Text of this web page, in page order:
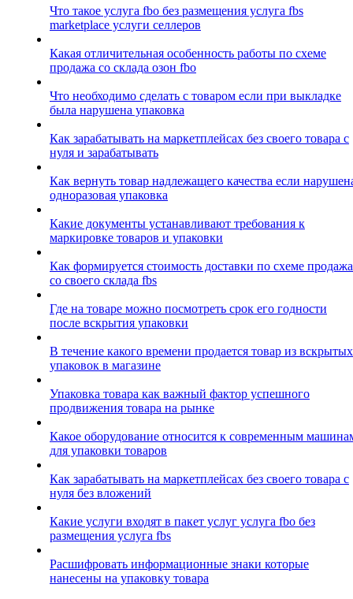
Что такое услуга fbo без размещения услуга fbs
marketplace услуги селлеров
Какая отличительная особенность работы по схеме
продажа со склада озон fbo
Что необходимо сделать с товаром если при выкладке
была нарушена упаковка
Как зарабатывать на маркетплейсах без своего товара с
нуля и зарабатывать
Как вернуть товар надлежащего качества если
одноразовая упаковка
Какие документы устанавливают требования к
маркировке товаров и упаковки
Как формируется стоимость доставки по схеме продажа
со своего склада fbs
Где на товаре можно посмотреть срок его годности
после вскрытия упаковки
В течение какого времени продается товар из вскрытых
упаковок в магазине
Упаковка товара как важный фактор успешного
продвижения товара на рынке
Какое оборудование относится к современным
для упаковки товаров
Как зарабатывать на маркетплейсах без своего товара с
нуля без вложений
Какие услуги входят в пакет услуг услуга fbo без
размещения услуга fbs
Расшифровать информационные знаки которые
нанесены на упаковку товара